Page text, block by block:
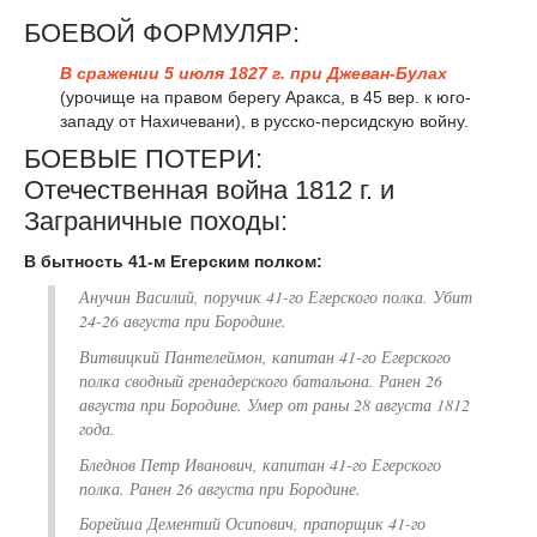
БОЕВОЙ ФОРМУЛЯР:
В сражении 5 июля 1827 г. при Джеван-Булах
(урочище на правом берегу Аракса, в 45 вер. к юго-
западу от Нахичевани), в русско-персидскую войну.
БОЕВЫЕ ПОТЕРИ:
Отечественная война 1812 г. и
Заграничные походы:
В бытность 41-м Егерским полком:
Анучин Василий, поручик 41-го Егерского полка. Убит
24-26 августа при Бородине.
Витвицкий Пантелеймон, капитан 41-го Егерского
полка сводный гренадерского батальона. Ранен 26
августа при Бородине. Умер от раны 28 августа 1812
года.
Бледнов Петр Иванович, капитан 41-го Егерского
полка. Ранен 26 августа при Бородине.
Борейша Дементий Осипович, прапорщик 41-го